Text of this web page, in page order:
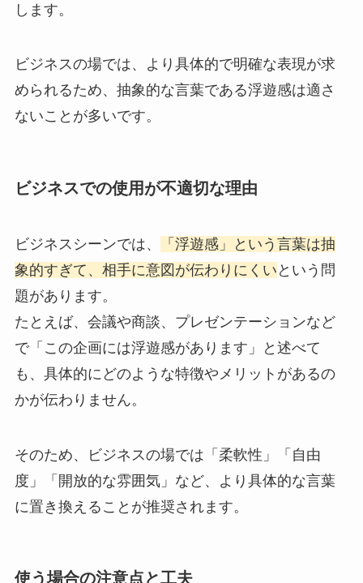
します。
ビジネスの場では、より具体的で明確な表現が求
められるため、抽象的な言葉である浮遊感は適さ
ないことが多いです。
ビジネスでの使用が不適切な理由
ビジネスシーンでは、
「浮遊感」という言葉は抽
象的すぎて、相手に意図が伝わりにくい という問
題があります。
たとえば、会議や商談、プレゼンテーションなど
で「この企画には浮遊感があります」と述べて
も、具体的にどのような特徴やメリットがあるの
かが伝わりません。
そのため、ビジネスの場では「柔軟性」「自由
度」「開放的な雰囲気」など、より具体的な言葉
に置き換えることが推奨されます。
使う場合の注意点と工夫